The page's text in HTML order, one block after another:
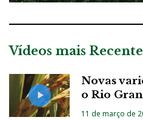
Vídeos mais
Novas
o Rio
11 de março de